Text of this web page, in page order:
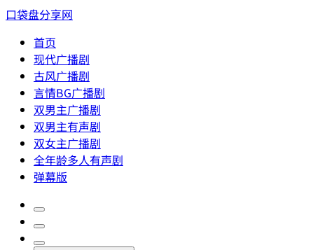
口袋盘分享网
首页
现代广播剧
古风广播剧
言情BG广播剧
双男主广播剧
双男主有声剧
双女主广播剧
全年龄多人有声剧
弹幕版